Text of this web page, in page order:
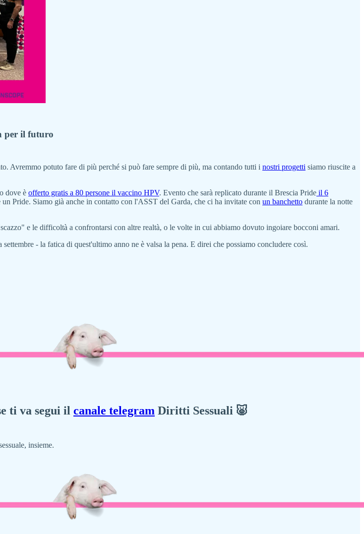
per il futuro
Avremmo potuto fare di più perché si può fare sempre di più, ma contando tutti i nostri progetti siamo riuscite a
dove è offerto gratis a 80 persone il vaccino HPV. Evento che sarà replicato durante il Brescia Pride il 6
Pride. Siamo già anche in contatto con l'ASST del Garda, che ci ha invitate con un banchetto durante la notte
e le difficoltà a confrontarsi con altre realtà, o le volte in cui abbiamo dovuto ingoiare bocconi amari.
- la fatica di quest'ultimo anno ne è valsa la pena. E direi che possiamo concludere così.
ti va segui il canale telegram Diritti Sessuali 🐷
insieme.